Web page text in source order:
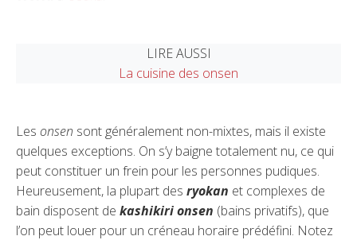
LIRE AUSSI
La cuisine des onsen
Les onsen sont généralement non-mixtes, mais il existe
quelques exceptions. On s’y baigne totalement nu, ce qui
peut constituer un frein pour les personnes pudiques.
Heureusement, la plupart des ryokan et complexes de
bain disposent de kashikiri onsen (bains privatifs), que
l’on peut louer pour un créneau horaire prédéfini. Notez